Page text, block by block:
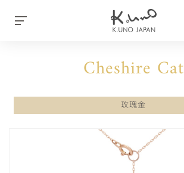
Cheshire Cat
玫瑰金